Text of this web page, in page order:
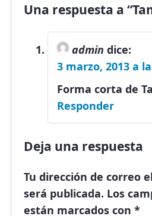
Una respuesta a
admin dice:
3 marzo, 2013 a
Forma corta de
Responder
Deja una respuesta
Tu dirección de correo
será publicada. Los
están marcados con *